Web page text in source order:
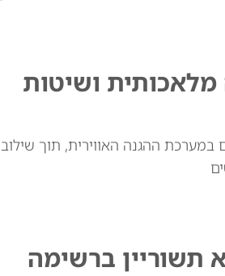
ושיטות
במערכת ההגנה האווירית, תוך שילוב
תשוריין ברשימה